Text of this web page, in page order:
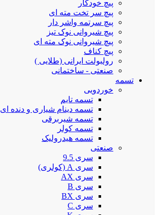
پیچ خودکار
پیچ سر تخت مته ای
پیچ سرتمه واشر دار
پیچ شیروانی نوک تیز
پیچ شیروانی نوک مته ای
پیچ کناف
رولبولت ایرانی (طلایی )
صنعتی - ساختمانی
تسمه
خوردویی
تسمه تایم
تسمه دینام شیاری و دنده ای
تسمه شیربرقی
تسمه کولر
تسمه هیدرولیک
صنعتی
سری 9.5
سری A (کولری)
سری AX
سری B
سری BX
سری C